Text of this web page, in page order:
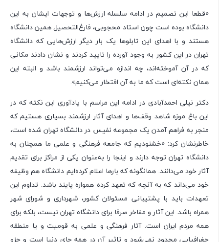
«قطعا این تصمیم در ادامه سلسله ارزش‌ها و توجهات ایشان به این
دانشگاه بوده است چون استاد محجوبی، فارغ‌التحصیل همین دانشگاه
هستند و با اهدای این تابلوها یک بار دیگر ارزش‌هایی که دانشگاه
تهران در این کشور به وجود آورده را تایید کردند و نشان دادند مکانی
که در آن آموخته‌اند، چه اندازه می‌تواند ارزشمند باشد و البته این
همان نکته‌ای است که ما به آن افتخار می‌کنیم».
دکتر نیلی احمدآبادی در ادامه این مراسم با یادآوری این نکته که در
این باغ موزه شاهد وقف‌ها و اهدای آثار ارزشمند بسیاری هستیم که
منجر به فراهم آمدن یک مجموعه نفیس در دانشگاه تهران شده است،
خاطرنشان کرد: «خشنودیم که جامعه فرهنگی و علمی ما همچنان به
دانشگاه تهران توجه دارند و اینجا را به‌عنوان یکی از مراکز برای تقدیم
آثار خود می‌دانند. همانگونه که بارها اعلام کرده‌ایم دانشگاه هم وظیفه
خود می‌داند که به آنچه که تعهد کرده همواره پایند باشد. تداوم این
تعهدات باید با پشتیبانی مسئولان کشور، شهرداری و شورای شهر
همراه باشد. این آثار و مفاخر صرفا برای دانشگاه تهران نیست، بلکه برای
همه مردم ایران است. آثار فرهنگی و علمی به قومیت و یا منطقه
جغرافیایی محدود نمی‌شود و تاثیر آن در همه جای دنیا است و جزو